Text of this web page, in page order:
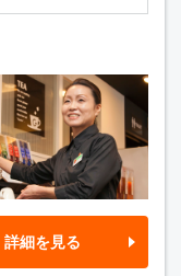
詳細を見る